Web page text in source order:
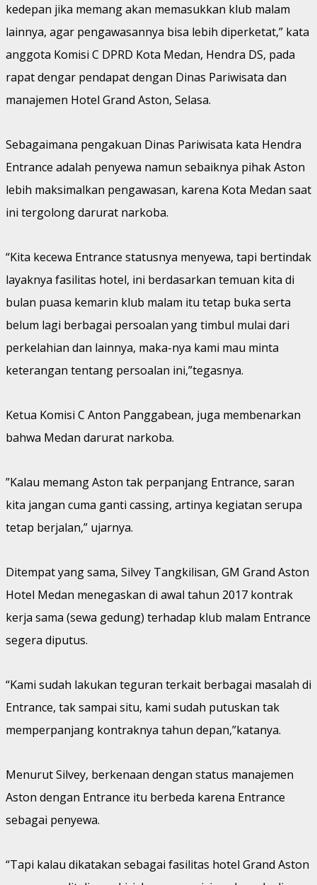
kedepan jika memang akan memasukkan klub malam
lainnya, agar pengawasannya bisa lebih diperketat,” kata
anggota Komisi C DPRD Kota Medan, Hendra DS, pada
rapat dengar pendapat dengan Dinas Pariwisata dan
manajemen Hotel Grand Aston, Selasa.
Sebagaimana pengakuan Dinas Pariwisata kata Hendra
Entrance adalah penyewa namun sebaiknya pihak Aston
lebih maksimalkan pengawasan, karena Kota Medan saat
ini tergolong darurat narkoba.
“Kita kecewa Entrance statusnya menyewa, tapi bertindak
layaknya fasilitas hotel, ini berdasarkan temuan kita di
bulan puasa kemarin klub malam itu tetap buka serta
belum lagi berbagai persoalan yang timbul mulai dari
perkelahian dan lainnya, maka-nya kami mau minta
keterangan tentang persoalan ini,”tegasnya.
Ketua Komisi C Anton Panggabean, juga membenarkan
bahwa Medan darurat narkoba.
”Kalau memang Aston tak perpanjang Entrance, saran
kita jangan cuma ganti cassing, artinya kegiatan serupa
tetap berjalan,” ujarnya.
Ditempat yang sama, Silvey Tangkilisan, GM Grand Aston
Hotel Medan menegaskan di awal tahun 2017 kontrak
kerja sama (sewa gedung) terhadap klub malam Entrance
segera diputus.
“Kami sudah lakukan teguran terkait berbagai masalah di
Entrance, tak sampai situ, kami sudah putuskan tak
memperpanjang kontraknya tahun depan,”katanya.
Menurut Silvey, berkenaan dengan status manajemen
Aston dengan Entrance itu berbeda karena Entrance
sebagai penyewa.
“Tapi kalau dikatakan sebagai fasilitas hotel Grand Aston